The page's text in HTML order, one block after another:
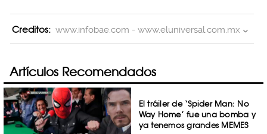
Creditos: www.infobae.com - www.eluniversal.com.mx
Artículos Recomendados
El tráiler de ‘Spider Man: No
Way Home’ fue una bomba y
ya tenemos grandes MEMES